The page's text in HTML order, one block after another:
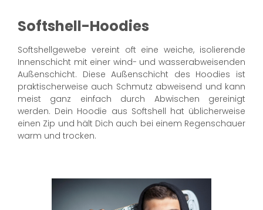
Softshell-Hoodies
Softshellgewebe vereint oft eine weiche, isolierende
Innenschicht mit einer wind- und wasserabweisenden
Außenschicht. Diese Außenschicht des Hoodies ist
praktischerweise auch Schmutz abweisend und kann
meist ganz einfach durch Abwischen gereinigt
werden. Dein Hoodie aus Softshell hat üblicherweise
einen Zip und hält Dich auch bei einem Regenschauer
warm und trocken.